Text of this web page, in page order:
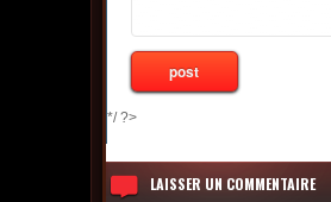
*/ ?>
LAISSER UN COMMENTAIRE